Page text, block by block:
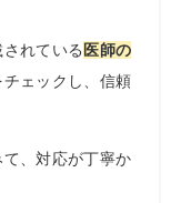
れている 医師の
チェックし、信頼
、対応が丁寧か